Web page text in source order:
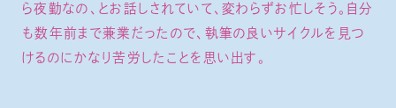
ら夜勤なの、とお話しされていて、変わらずお忙しそう。自分
も数年前まで兼業だったので、執筆の良いサイクルを見つ
けるのにかなり苦労したことを思い出す。